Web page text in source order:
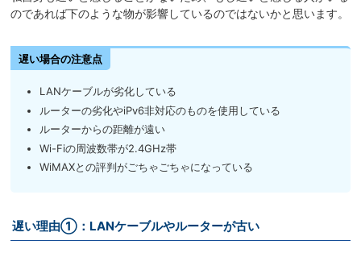
のであれば下のような物が影響しているのではないかと思います。
遅い場合の注意点
LANケーブルが劣化している
ルーターの劣化やiPv6非対応のものを使用している
ルーターからの距離が遠い
Wi-Fiの周波数帯が2.4GHz帯
WiMAXとの評判がごちゃごちゃになっている
遅い理由①：LANケーブルやルーターが古い